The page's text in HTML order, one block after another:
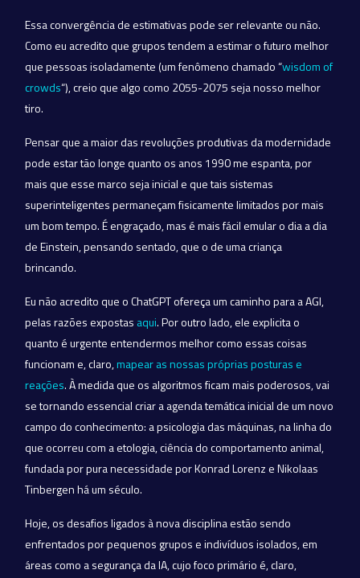
Essa convergência de estimativas pode ser relevante ou não.
Como eu acredito que grupos tendem a estimar o futuro melhor
que pessoas isoladamente (um fenômeno chamado “wisdom of
crowds“), creio que algo como 2055-2075 seja nosso melhor
tiro.
Pensar que a maior das revoluções produtivas da modernidade
pode estar tão longe quanto os anos 1990 me espanta, por
mais que esse marco seja inicial e que tais sistemas
superinteligentes permaneçam fisicamente limitados por mais
um bom tempo. É engraçado, mas é mais fácil emular o dia a dia
de Einstein, pensando sentado, que o de uma criança
brincando.
Eu não acredito que o ChatGPT ofereça um caminho para a AGI,
pelas razões expostas aqui. Por outro lado, ele explicita o
quanto é urgente entendermos melhor como essas coisas
funcionam e, claro,mapear as nossas próprias posturas e
reações. À medida que os algoritmos ficam mais poderosos, vai
se tornando essencial criar a agenda temática inicial de um novo
campo do conhecimento: a psicologia das máquinas, na linha do
que ocorreu com a etologia, ciência do comportamento animal,
fundada por pura necessidade por Konrad Lorenz e Nikolaas
Tinbergen há um século.
Hoje, os desafios ligados à nova disciplina estão sendo
enfrentados por pequenos grupos e indivíduos isolados, em
áreas como a segurança da IA, cujo foco primário é, claro,